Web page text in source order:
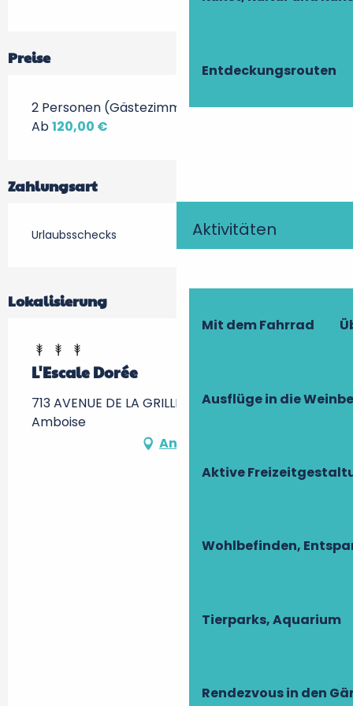
Entdeckungsrouten
Aktivitäten
Mit dem Fahrrad
Ausflüge in die
Aktive
Wohlbefinden,
Tierparks, Aquarium
Rendezvous in den
Preise
2 Personen (Gästezimmer + Frühstück)
Ab120,00 €
Zahlungsart
Urlaubsschecks
Lokalisierung
L'Escale Dorée
713 AVENUE DE LA GRILLE DOREE, 37400
Amboise
Anfahrt